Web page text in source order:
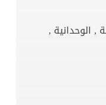
, الوحدانية ,